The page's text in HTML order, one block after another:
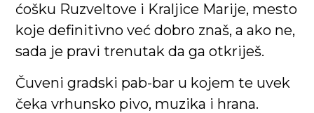
ćošku Ruzveltove i Kraljice Marije, mesto
koje definitivno već dobro znaš, a ako ne,
sada je pravi trenutak da ga otkriješ.
Čuveni gradski pab-bar u kojem te uvek
čeka vrhunsko pivo, muzika i hrana.